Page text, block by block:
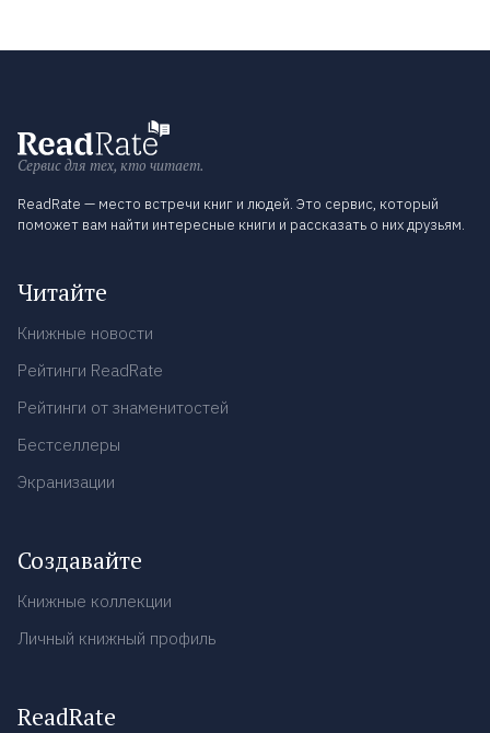
Сервис для тех, кто читает.
ReadRate — место встречи книг и людей. Это сервис, который
поможет вам найти интересные книги и рассказать о них друзьям.
Читайте
Книжные новости
Рейтинги ReadRate
Рейтинги от знаменитостей
Бестселлеры
Экранизации
Создавайте
Книжные коллекции
Личный книжный профиль
ReadRate